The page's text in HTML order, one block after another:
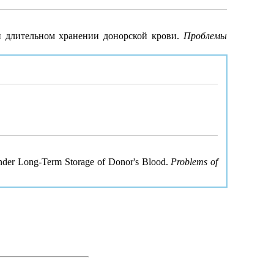
хранении донорской крови. Проблемы
Long-Term Storage of Donor's Blood. Problems of